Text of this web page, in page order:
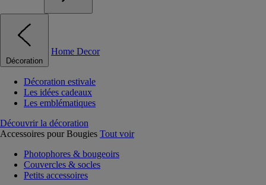
Décoration
Home Decor
Décoration estivale
Les idées cadeaux
Les emblématiques
Découvrir la décoration
Accessoires pour Bougies Tout voir
Photophores & bougeoirs
Couvercles & socles
Petits accessoires